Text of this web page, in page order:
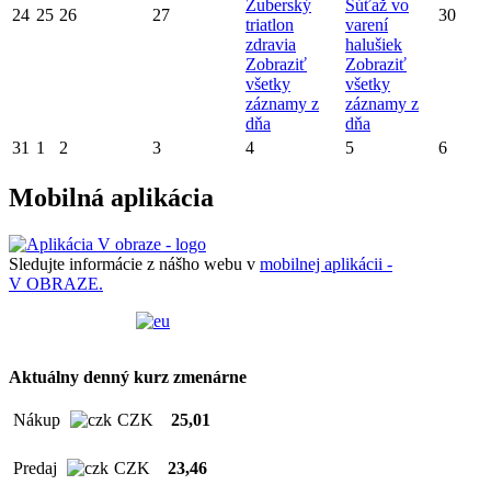
24 25 26 27
Zuberský
triatlon
zdravia
Zobraziť
všetky
záznamy z
dňa
Súťaž vo
varení
halušiek
Zobraziť
všetky
záznamy z
dňa
30
31 1 2 3 4 5 6
Mobilná aplikácia
Sledujte informácie z nášho webu v mobilnej aplikácii -
V OBRAZE.
Aktuálny denný kurz zmenárne
Nákup CZK 25,01
Predaj CZK 23,46